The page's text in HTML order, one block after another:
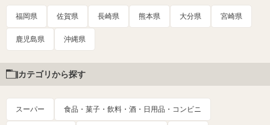
福岡県 佐賀県 長崎県 熊本県 大分県 宮崎県
鹿児島県 沖縄県
カテゴリから探す
スーパー 食品・菓子・飲料・酒・日用品・コンビニ